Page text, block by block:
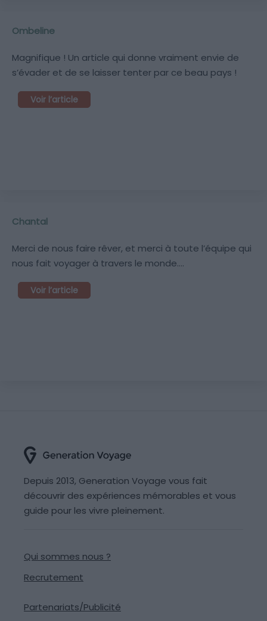
Ombeline
Magnifique ! Un article qui donne vraiment envie de
s’évader et de se laisser tenter par ce beau pays !
Voir l’article
Chantal
Merci de nous faire rêver, et merci à toute l’équipe qui
nous fait voyager à travers le monde….
Voir l’article
Depuis 2013, Generation Voyage vous fait
découvrir des expériences mémorables et vous
guide pour les vivre pleinement.
Qui sommes nous ?
Recrutement
Partenariats/Publicité